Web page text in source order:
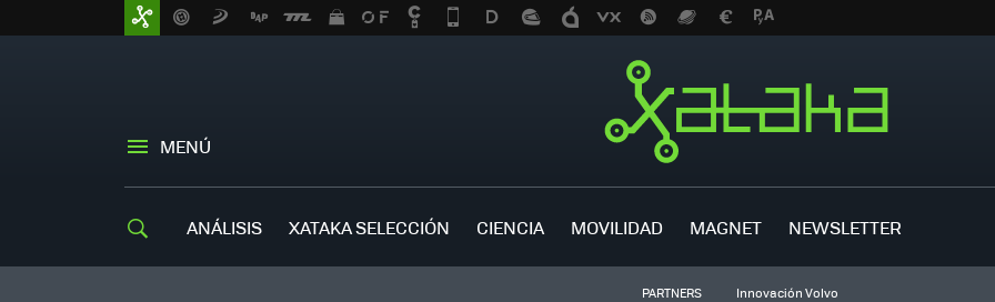
MENÚ
ANÁLISIS XATAKA SELECCIÓN CIENCIA MOVILIDAD MAGNET NEWSLETTER
PARTNERS Innovación Volvo